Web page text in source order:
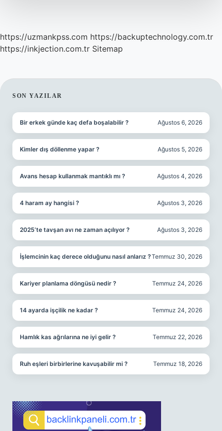
https://uzmankpss.com https://backuptechnology.com.tr
https://inkjection.com.tr Sitemap
SIDEBAR
SON YAZILAR
Bir erkek günde kaç defa boşalabilir ? Ağustos 6, 2026
Kimler dış döllenme yapar ? Ağustos 5, 2026
Avans hesap kullanmak mantıklı mı ? Ağustos 4, 2026
4 haram ay hangisi ? Ağustos 3, 2026
2025’te tavşan avı ne zaman açılıyor ? Ağustos 3, 2026
İşlemcinin kaç derece olduğunu nasıl anlarız ?Temmuz 30, 2026
Kariyer planlama döngüsü nedir ? Temmuz 24, 2026
14 ayarda işçilik ne kadar ? Temmuz 24, 2026
Hamlık kas ağrılarına ne iyi gelir ? Temmuz 22, 2026
Ruh eşleri birbirlerine kavuşabilir mi ? Temmuz 18, 2026